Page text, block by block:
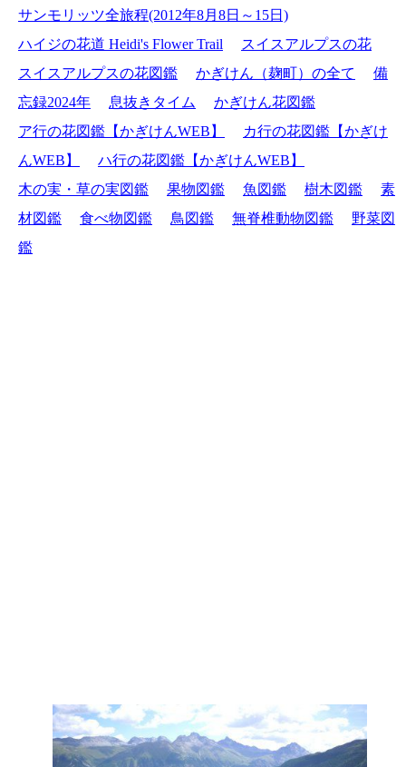
サンモリッツ全旅程(2012年8月8日～15日)
ハイジの花道 Heidi's Flower Trail
スイスアルプスの花
スイスアルプスの花図鑑
かぎけん（麹町）の全て
備
忘録2024年
息抜きタイム
かぎけん花図鑑
ア行の花図鑑【かぎけんWEB】
カ行の花図鑑【かぎけ
んWEB】
ハ行の花図鑑【かぎけんWEB】
木の実・草の実図鑑
果物図鑑 魚図鑑 樹木図鑑
素
材図鑑
食べ物図鑑 鳥図鑑 無脊椎動物図鑑
野菜図
鑑